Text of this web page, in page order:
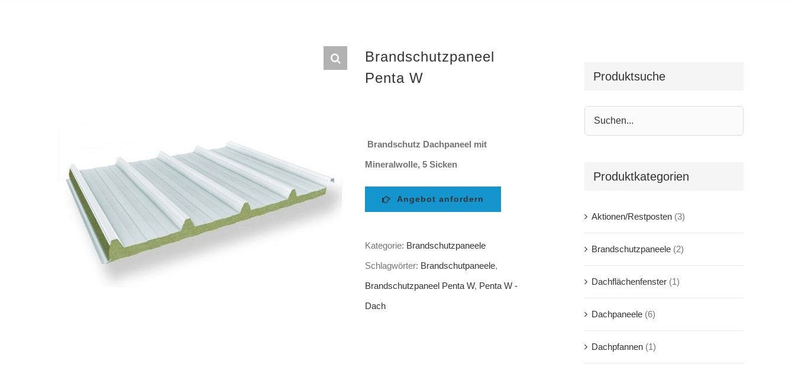
Brandschutzpaneel
Penta W
Brandschutz Dachpaneel mit
Mineralwolle, 5 Sicken
Angebot anfordern
Kategorie: Brandschutzpaneele
Schlagwörter: Brandschutpaneele,
Brandschutzpaneel Penta W, Penta W -
Dach
Produktsuche
Produktkategorien
Aktionen/Restposten (3)
Brandschutzpaneele (2)
Dachflächenfenster (1)
Dachpaneele (6)
Dachpfannen (1)